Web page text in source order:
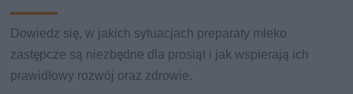
Dowiedz się, w jakich sytuacjach preparaty mleko
zastępcze są niezbędne dla prosiąt i jak wspierają ich
prawidłowy rozwój oraz zdrowie.